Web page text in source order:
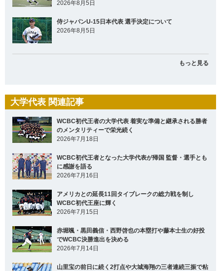
2026年8月5日
侍ジャパンU-15日本代表 選手決定について
2026年8月5日
もっと見る
大学代表 関連記事
WCBC初代王者の大学代表 着実な準備と継承される勝者
のメンタリティーで栄光続く
2026年7月18日
WCBC初代王者となった大学代表が帰国 監督・選手とも
に感謝を語る
2026年7月16日
アメリカとの延長11回タイブレークの総力戦を制し
WCBC初代王座に輝く
2026年7月15日
赤堀颯・黒田義信・西野啓也の本塁打や藤本士生の好投
でWCBC決勝進出を決める
2026年7月14日
山里宝の前日に続く2打点や大城海翔の三者連続三振で粘